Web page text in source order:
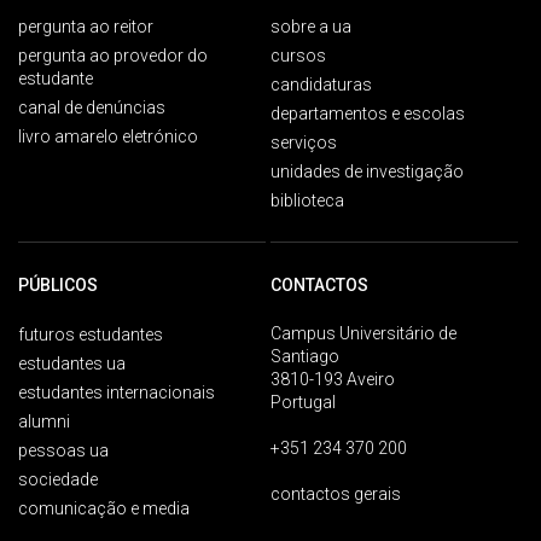
pergunta ao reitor
pergunta ao provedor do
estudante
canal de denúncias
livro amarelo eletrónico
sobre a ua
cursos
candidaturas
departamentos e escolas
serviços
unidades de investigação
biblioteca
PÚBLICOS
futuros estudantes
estudantes ua
estudantes internacionais
alumni
pessoas ua
sociedade
comunicação e media
CONTACTOS
Campus Universitário de
Santiago
3810-193 Aveiro
Portugal
+351 234 370 200
contactos gerais